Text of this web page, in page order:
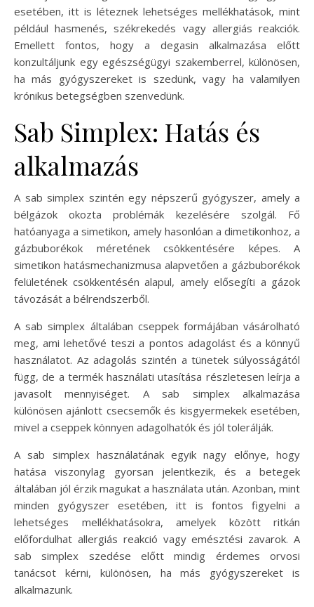
esetében, itt is léteznek lehetséges mellékhatások, mint
például hasmenés, székrekedés vagy allergiás reakciók.
Emellett fontos, hogy a degasin alkalmazása előtt
konzultáljunk egy egészségügyi szakemberrel, különösen,
ha más gyógyszereket is szedünk, vagy ha valamilyen
krónikus betegségben szenvedünk.
Sab Simplex: Hatás és
alkalmazás
A sab simplex szintén egy népszerű gyógyszer, amely a
bélgázok okozta problémák kezelésére szolgál. Fő
hatóanyaga a simetikon, amely hasonlóan a dimetikonhoz, a
gázbuborékok méretének csökkentésére képes. A
simetikon hatásmechanizmusa alapvetően a gázbuborékok
felületének csökkentésén alapul, amely elősegíti a gázok
távozását a bélrendszerből.
A sab simplex általában cseppek formájában vásárolható
meg, ami lehetővé teszi a pontos adagolást és a könnyű
használatot. Az adagolás szintén a tünetek súlyosságától
függ, de a termék használati utasítása részletesen leírja a
javasolt mennyiséget. A sab simplex alkalmazása
különösen ajánlott csecsemők és kisgyermekek esetében,
mivel a cseppek könnyen adagolhatók és jól tolerálják.
A sab simplex használatának egyik nagy előnye, hogy
hatása viszonylag gyorsan jelentkezik, és a betegek
általában jól érzik magukat a használata után. Azonban, mint
minden gyógyszer esetében, itt is fontos figyelni a
lehetséges mellékhatásokra, amelyek között ritkán
előfordulhat allergiás reakció vagy emésztési zavarok. A
sab simplex szedése előtt mindig érdemes orvosi
tanácsot kérni, különösen, ha más gyógyszereket is
alkalmazunk.